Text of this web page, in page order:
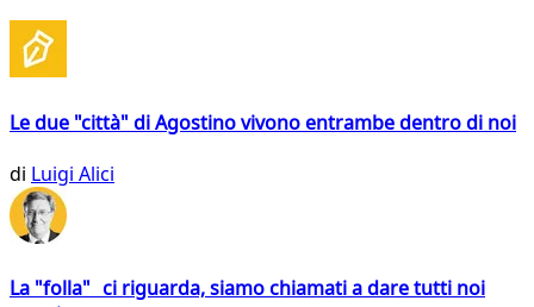
Le due "città" di Agostino vivono entrambe dentro di noi
di Luigi Alici
La "folla" ci riguarda, siamo chiamati a dare tutti noi